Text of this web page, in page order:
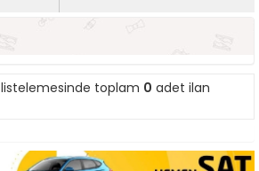
listelemesinde toplam 0 adet ilan